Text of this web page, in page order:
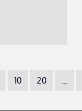
10 20